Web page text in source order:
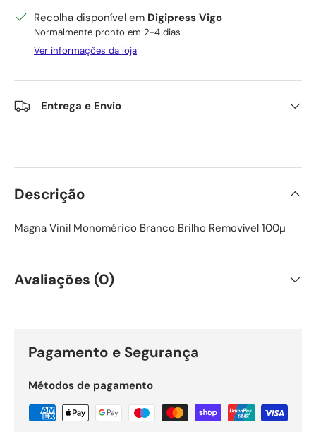
Recolha disponível em Digipress Vigo
Normalmente pronto em 2-4 dias
Ver informações da loja
Entrega e Envio
Descrição
Magna Vinil Monomérico Branco Brilho Removível 100µ
Avaliações (0)
Pagamento e Segurança
Métodos de pagamento